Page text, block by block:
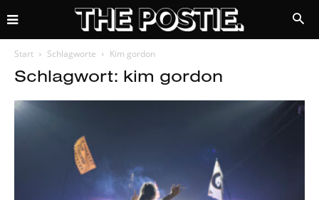
Start Schlagworte Kim gordon
Schlagwort: kim gordon